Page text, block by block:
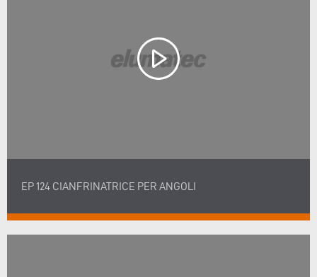
EP 124 CIANFRINATRICE PER ANGOLI